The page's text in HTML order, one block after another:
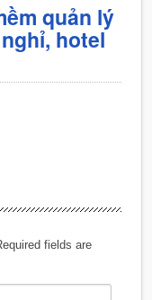
quản lý
hotel
fields are